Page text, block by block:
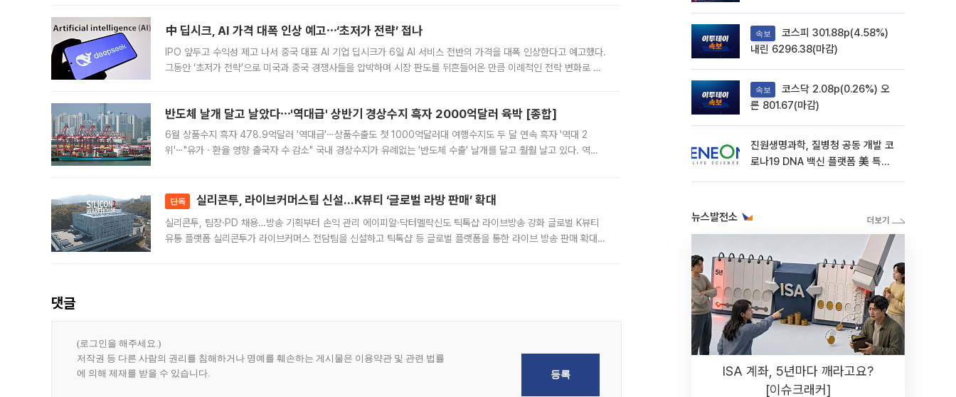
中 딥시크, AI 가격 대폭 인상 예고⋯‘초저가 전략’ 접나
IPO 앞두고 수익성 제고 나서 중국 대표 AI 기업 딥시크가 6일 AI 서비스 전반의 가격을 대폭 인상한다고 예고했다.
그동안 ‘초저가 전략’으로 미국과 중국 경쟁사들을 압박하며 시장 판도를 뒤흔들어온 만큼 이례적인 전략 변화로 평
반도체 날개 달고 날았다⋯'역대급' 상반기 경상수지 흑자 2000억달러 육박 [종합]
6월 상품수지 흑자 478.9억달러 '역대급'⋯상품수출도 첫 1000억달러대 여행수지도 두 달 연속 흑자 '역대 2
위'⋯"유가ㆍ환율 영향 출국자 수 감소" 국내 경상수지가 유례없는 '반도체 수출' 날개를 달고 훨훨 날고 있다. 역대
단독 실리콘투, 라이브커머스팀 신설…K뷰티 ‘글로벌 라방 판매’ 확대
실리콘투, 팀장·PD 채용…방송 기획부터 손익 관리 에이피알·닥터멜락신도 틱톡샵 라이브방송 강화 글로벌 K뷰티
유통 플랫폼 실리콘투가 라이브커머스 전담팀을 신설하고 틱톡샵 등 글로벌 플랫폼을 통한 라이브 방송 판매 확대에
댓글
속보
내린 6296.38(마감)
속보
른 801.67(마감)
진원생명과학, 질병청 공동 개발 코
로나19 DNA 백신 플랫폼 美 특허
뉴스발전소
ISA 계좌, 5년마다 깨라고요?
[이슈크래커]